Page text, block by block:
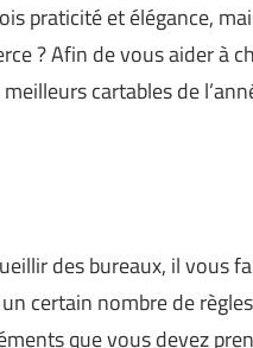
praticité et élégance,
? Afin de vous aider à
cartables de
des bureaux, il vous
certain nombre de
que vous devez